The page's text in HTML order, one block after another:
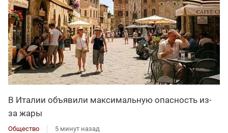
В Италии объявили максимальную опасность из-
за жары
Общество 5 минут назад